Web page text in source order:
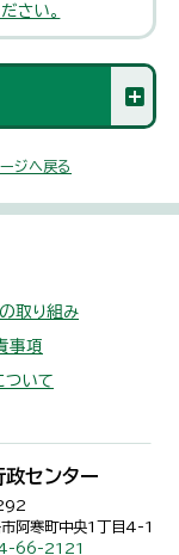
さい。
ージへ戻る
取り組み
事項
ついて
政センター
阿寒町中央1丁目4-1
66-2121